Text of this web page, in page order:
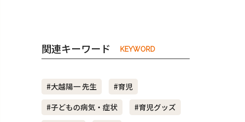
関連キーワード KEYWORD
#大越陽一 先生
#育児
#子どもの病気・症状
#育児グッズ